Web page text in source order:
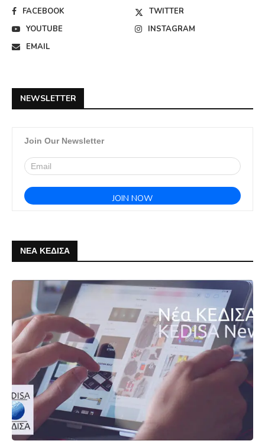
FACEBOOK
TWITTER
YOUTUBE
INSTAGRAM
EMAIL
NEWSLETTER
Join Our Newsletter
ΝΕΑ ΚΕΔΙΣΑ